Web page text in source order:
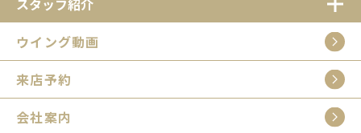
スタッフ紹介
ウイング動画
来店予約
会社案内